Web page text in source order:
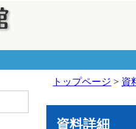
トップページ > 資
資料詳細